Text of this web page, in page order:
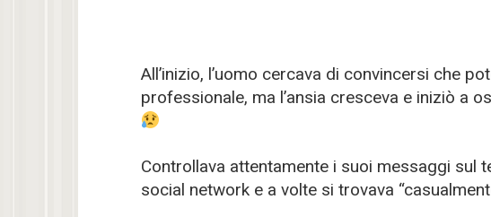
All’inizio, l’uomo cercava di convincersi che
professionale, ma l’ansia cresceva e iniziò a
Controllava attentamente i suoi messaggi sul
social network e a volte si trovava